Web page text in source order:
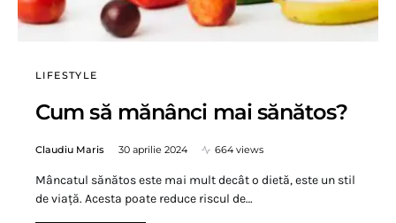
LIFESTYLE
Cum să mănânci mai sănătos?
Claudiu Maris 30 aprilie 2024 664 views
Mâncatul sănătos este mai mult decât o dietă, este un stil
de viață. Acesta poate reduce riscul de…